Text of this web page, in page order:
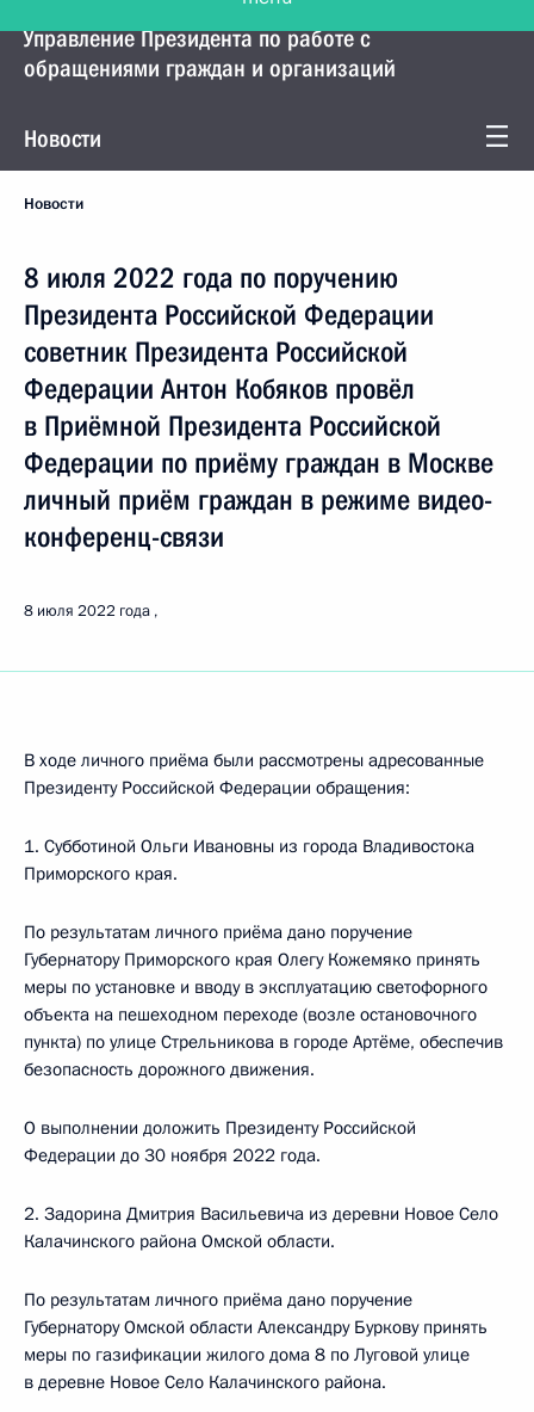
Управление Президента по работе с
обращениями граждан и организаций
Новости
Новости
8 июля 2022 года по поручению
Президента Российской Федерации
советник Президента Российской
Федерации Антон Кобяков провёл
в Приёмной Президента Российской
Федерации по приёму граждан в Москве
личный приём граждан в режиме видео-
конференц-связи
8 июля 2022 года
В ходе личного приёма были рассмотрены адресованные
Президенту Российской Федерации обращения:
1. Субботиной Ольги Ивановны из города Владивостока
Приморского края.
По результатам личного приёма дано поручение
Губернатору Приморского края Олегу Кожемяко принять
меры по установке и вводу в эксплуатацию светофорного
объекта на пешеходном переходе (возле остановочного
пункта) по улице Стрельникова в городе Артёме, обеспечив
безопасность дорожного движения.
О выполнении доложить Президенту Российской
Федерации до 30 ноября 2022 года.
2. Задорина Дмитрия Васильевича из деревни Новое Село
Калачинского района Омской области.
По результатам личного приёма дано поручение
Губернатору Омской области Александру Буркову принять
меры по газификации жилого дома 8 по Луговой улице
в деревне Новое Село Калачинского района.